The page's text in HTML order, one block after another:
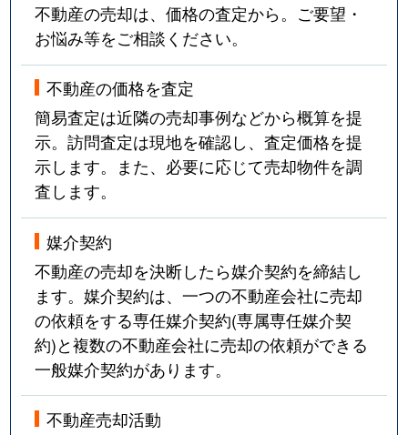
不動産の売却は、価格の査定から。ご要望・
お悩み等をご相談ください。
不動産の価格を査定
簡易査定は近隣の売却事例などから概算を提
示。訪問査定は現地を確認し、査定価格を提
示します。また、必要に応じて売却物件を調
査します。
媒介契約
不動産の売却を決断したら媒介契約を締結し
ます。媒介契約は、一つの不動産会社に売却
の依頼をする専任媒介契約(専属専任媒介契
約)と複数の不動産会社に売却の依頼ができる
一般媒介契約があります。
不動産売却活動